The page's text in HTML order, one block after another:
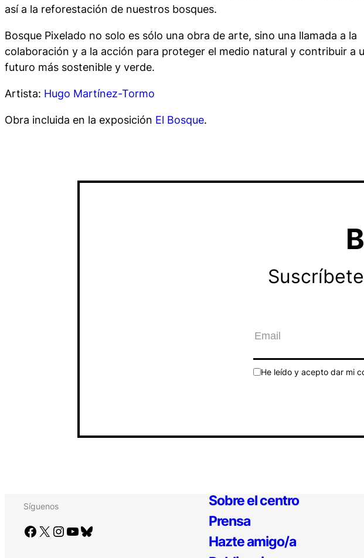
así a la reforestación de nuestros bosques.
Bosque Pixelado no solo es sólo una obra de arte, sino una llamada a la
colaboración y a la acción para proteger el medio natural y contribuir a
futuro más sostenible y verde.
Artista: Hugo Martínez-Tormo
Obra incluida en la exposición El Bosque.
He leído y acepto dar mi
Síguenos
Facebook X Instagram YouTube Bluesky
Sobre el centro
Prensa
Hazte amigo/a